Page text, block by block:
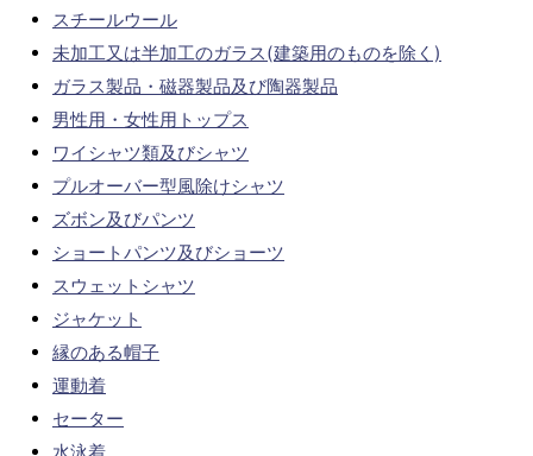
スチールウール
未加工又は半加工のガラス(建築用のものを除く)
ガラス製品・磁器製品及び陶器製品
男性用・女性用トップス
ワイシャツ類及びシャツ
プルオーバー型風除けシャツ
ズボン及びパンツ
ショートパンツ及びショーツ
スウェットシャツ
ジャケット
縁のある帽子
運動着
セーター